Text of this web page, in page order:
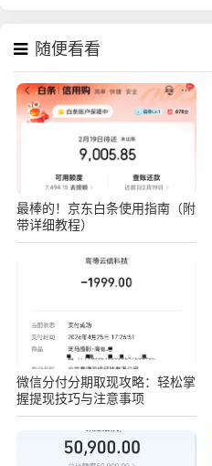
随便看看
最棒的！京东白条使用指南（附
带详细教程）
微信分付分期取现攻略：轻松掌
握提现技巧与注意事项